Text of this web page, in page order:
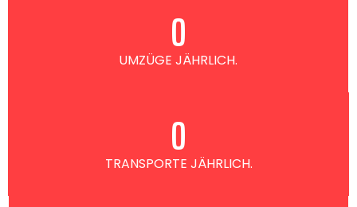
UMZÜGE JÄHRLICH.
0
TRANSPORTE JÄHRLICH.
0